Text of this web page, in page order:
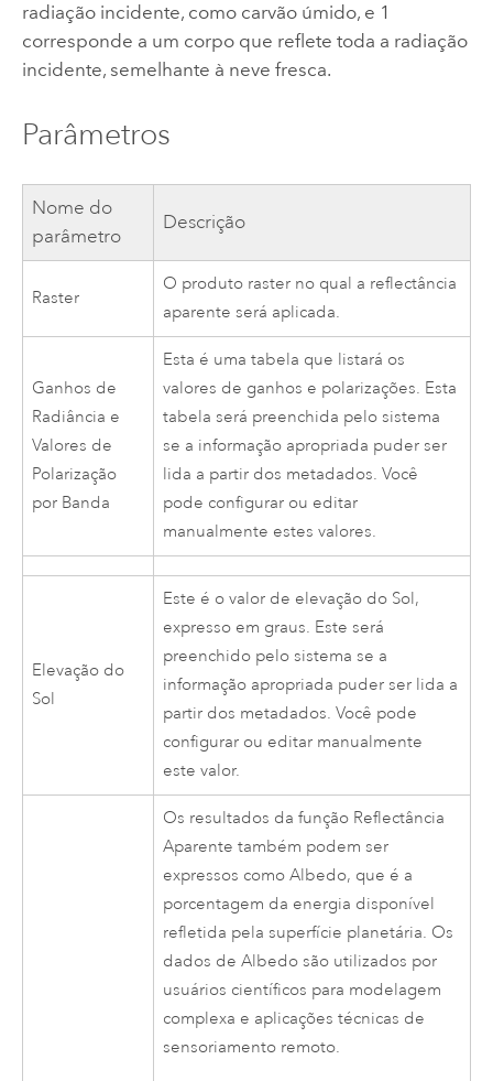
radiação incidente, como carvão úmido, e 1
corresponde a um corpo que reflete toda a radiação
incidente, semelhante à neve fresca.
Parâmetros
Nome do
parâmetro
Descrição
Raster
O produto raster no qual a reflectância
aparente será aplicada.
Ganhos de
Radiância e
Valores de
Polarização
por Banda
Esta é uma tabela que listará os
valores de ganhos e polarizações. Esta
tabela será preenchida pelo sistema
se a informação apropriada puder ser
lida a partir dos metadados. Você
pode configurar ou editar
manualmente estes valores.
Elevação do
Sol
Este é o valor de elevação do Sol,
expresso em graus. Este será
preenchido pelo sistema se a
informação apropriada puder ser lida a
partir dos metadados. Você pode
configurar ou editar manualmente
este valor.
Os resultados da função Reflectância
Aparente também podem ser
expressos como Albedo, que é a
porcentagem da energia disponível
refletida pela superfície planetária. Os
dados de Albedo são utilizados por
usuários científicos para modelagem
complexa e aplicações técnicas de
sensoriamento remoto.